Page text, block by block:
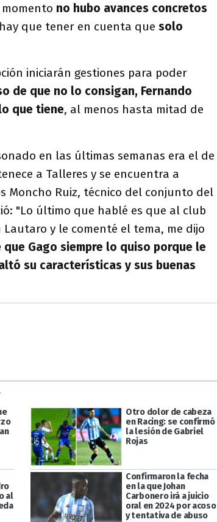
no hubo avances concretos
que tener en cuenta que solo
iniciarán gestiones para poder
de que no lo consigan, Fernando
que tiene, al menos hasta mitad de
en las últimas semanas era el de
a Talleres y se encuentra a
Moncho Ruiz, técnico del conjunto del
"Lo último que hablé es que al club
y le comenté el tema, me dijo
que Gago siempre lo quiso porque le
su características y sus buenas
Otro dolor de cabeza
en Racing: se confirmó
la lesión de Gabriel
Rojas
al
Confirmaron la fecha
en la que Johan
Carbonero irá a juicio
oral en 2024 por acoso
y tentativa de abuso